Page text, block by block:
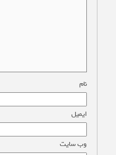
نام
ایمیل
وب‌ سایت